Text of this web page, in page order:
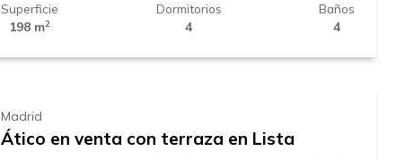
Superficie
198 m2
Dormitorios
4
Baños
4
2.359.000 €
Madrid
Ático en venta con terraza en Lista